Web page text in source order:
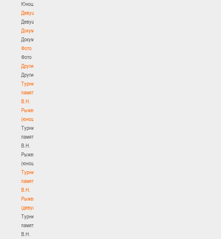
Юноши
Девушки
Девушки
Документы
Документы
Фото
Фото
Другие
Другие
Турнир
памяти
В.Н.
Рыженкова
(юноши)
Турнир
памяти
В.Н.
Рыженкова
(юноши)
Турнир
памяти
В.Н.
Рыженкова
(девушки)
Турнир
памяти
В.Н.